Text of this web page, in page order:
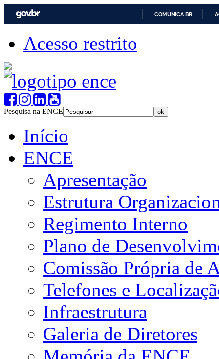
COMUNICA BR
Acesso restrito
Pesquisa na ENCE
Início
ENCE
Apresentação
Estrutura
Regimento Interno
Plano de
Comissão Própria de
Telefones e
Infraestrutura
Galeria de Diretores